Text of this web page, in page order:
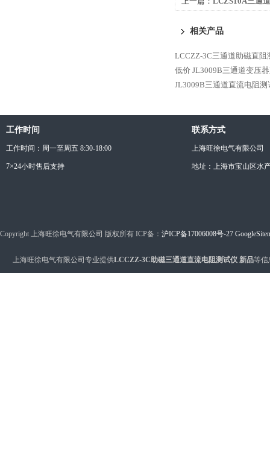
相关产品
LCCZZ-3C三通道助磁直阻
低价 JL3009B三通道变压
JL3009B三通道直流电阻测
工作时间
工作时间：周一至周五 8:30-18:00
7×24小时售后支持
联系方式
上海旺徐电气有限公司
地址：上海市宝山区水
Copyright 上海旺徐电气有限公司 版权所有 ICP备： 沪ICP备17006008号-27
上海旺徐电气有限公司专业提供LCCZZ-3C助磁三通道直流电阻测试仪 新品等信